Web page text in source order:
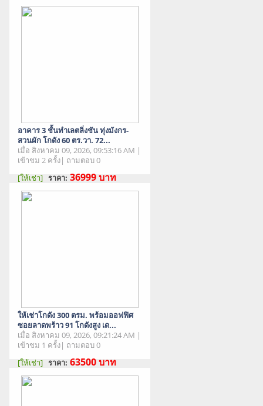
อาคาร 3 ชั้นทำเลตลิ่งชัน ทุ่งมังกร-
สวนผัก โกดัง 60 ตร.วา. 72...
เมื่อ สิงหาคม 09, 2026, 09:53:16 AM |
เข้าชม 2 ครั้ง| ถามตอบ 0
[ให้เช่า] ราคา: 36999บาท
ให้เช่าโกดัง 300 ตรม. พร้อมออฟฟิศ
ซอยลาดพร้าว 91 โกดังสูง เด...
เมื่อ สิงหาคม 09, 2026, 09:21:24 AM |
เข้าชม 1 ครั้ง| ถามตอบ 0
[ให้เช่า] ราคา: 63500บาท